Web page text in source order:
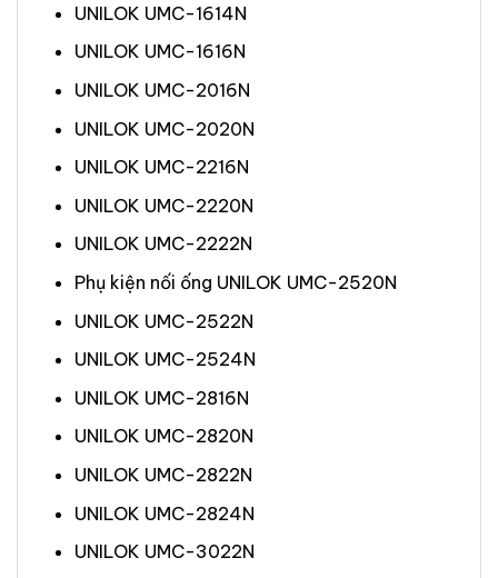
UNILOK UMC-1614N
UNILOK UMC-1616N
UNILOK UMC-2016N
UNILOK UMC-2020N
UNILOK UMC-2216N
UNILOK UMC-2220N
UNILOK UMC-2222N
Phụ kiện nối ống UNILOK UMC-2520N
UNILOK UMC-2522N
UNILOK UMC-2524N
UNILOK UMC-2816N
UNILOK UMC-2820N
UNILOK UMC-2822N
UNILOK UMC-2824N
UNILOK UMC-3022N